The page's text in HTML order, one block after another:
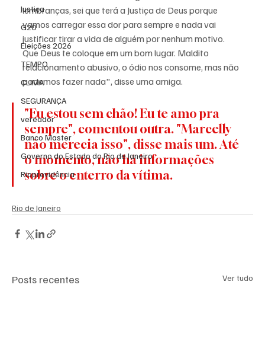
Justiça
G20
Eleições 2026
TEMPO
CLIMA
SEGURANÇA
vereador
Banco Master
Governo do Estado do Rio de Janeiro
Rioprevidência
lembranças, sei que terá a Justiça de Deus porque
vamos carregar essa dor para sempre e nada vai
justificar tirar a vida de alguém por nenhum motivo.
Que Deus te coloque em um bom lugar. Maldito
relacionamento abusivo, o ódio nos consome, mas não
podemos fazer nada", disse uma amiga.
"Eu estou sem chão! Eu te amo pra
sempre", comentou outra. "Marcelly
não merecia isso", disse mais um. Até
o momento, não há informações
sobre o enterro da vítima.
Rio de Janeiro
Posts recentes Ver tudo